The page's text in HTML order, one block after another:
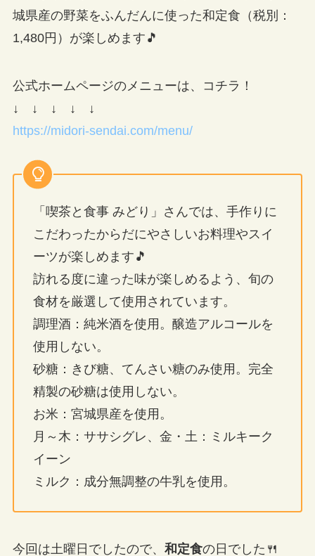
城県産の野菜をふんだんに使った和定食（税別：
1,480円）が楽しめます🎵
公式ホームページのメニューは、コチラ！
↓ ↓ ↓ ↓ ↓
https://midori-sendai.com/menu/
「喫茶と食事 みどり」さんでは、手作りに
こだわったからだにやさしいお料理やスイ
ーツが楽しめます🎵
訪れる度に違った味が楽しめるよう、旬の
食材を厳選して使用されています。
調理酒：純米酒を使用。醸造アルコールを
使用しない。
砂糖：きび糖、てんさい糖のみ使用。完全
精製の砂糖は使用しない。
お米：宮城県産を使用。
月～木：ササシグレ、金・土：ミルキーク
イーン
ミルク：成分無調整の牛乳を使用。
今回は土曜日でしたので、 和定食の日でした🍴